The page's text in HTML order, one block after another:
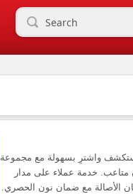
واشترِ بسهولة مع مجموعة
خدمة عملاء على مدار
الأصالة مع ضمان نون الحصري.